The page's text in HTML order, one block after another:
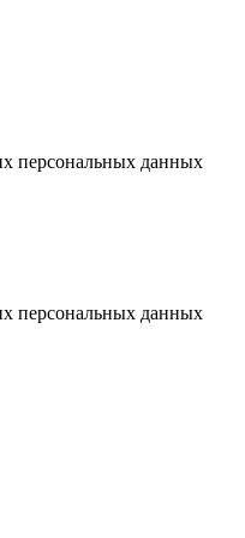
персональных данных
персональных данных